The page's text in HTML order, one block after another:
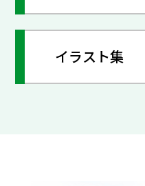
イラスト集